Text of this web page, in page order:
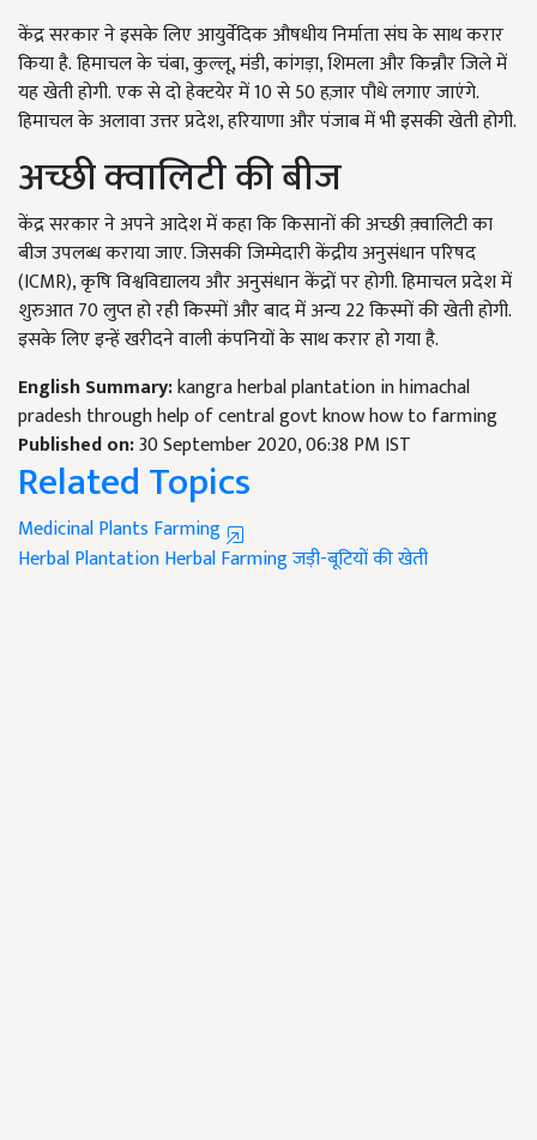
केंद्र सरकार ने इसके लिए आयुर्वेदिक औषधीय निर्माता संघ के साथ करार
किया है. हिमाचल के चंबा, कुल्लू, मंडी, कांगड़ा, शिमला और किन्नौर जिले में
यह खेती होगी. एक से दो हेक्टयेर में 10 से 50 हज़ार पौधे लगाए जाएंगे.
हिमाचल के अलावा उत्तर प्रदेश, हरियाणा और पंजाब में भी इसकी खेती होगी.
अच्छी क्वालिटी की बीज
केंद्र सरकार ने अपने आदेश में कहा कि किसानों की अच्छी क़्वालिटी का
बीज उपलब्ध कराया जाए. जिसकी जिम्मेदारी केंद्रीय अनुसंधान परिषद
(ICMR), कृषि विश्वविद्यालय और अनुसंधान केंद्रों पर होगी. हिमाचल प्रदेश में
शुरुआत 70 लुप्त हो रही किस्मों और बाद में अन्य 22 किस्मों की खेती होगी.
इसके लिए इन्हें खरीदने वाली कंपनियों के साथ करार हो गया है.
English Summary:kangra herbal plantation in himachal
pradesh through help of central govt know how to farming
Published on:30 September 2020, 06:38 PM IST
Related Topics
Medicinal Plants Farming
Herbal PlantationHerbal Farmingजड़ी-बूटियों की खेती